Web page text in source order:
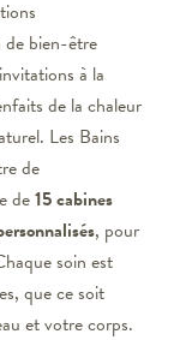
de bien-être
à la
de la chaleur
Les Bains
de
de15 cabines
, pour
soin est
que ce soit
et votre corps.